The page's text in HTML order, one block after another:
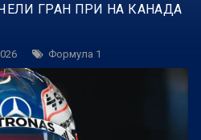
ГРАН ПРИ НА КАНАДА
Формула 1